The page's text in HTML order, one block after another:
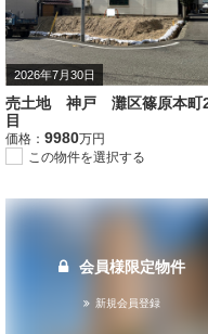
2026年7月30日
売土地 神戸 灘区篠原本町
目
価格： 9980万円
この物件を選択する
会員様限定物件
新規会員登録